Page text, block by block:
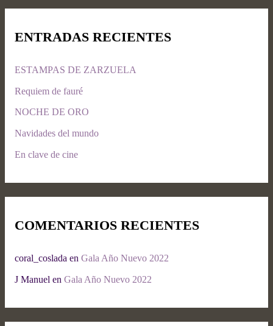
ENTRADAS RECIENTES
ESTAMPAS DE ZARZUELA
Requiem de fauré
NOCHE DE ORO
Navidades del mundo
En clave de cine
COMENTARIOS RECIENTES
coral_coslada en Gala Año Nuevo 2022
J Manuel en Gala Año Nuevo 2022